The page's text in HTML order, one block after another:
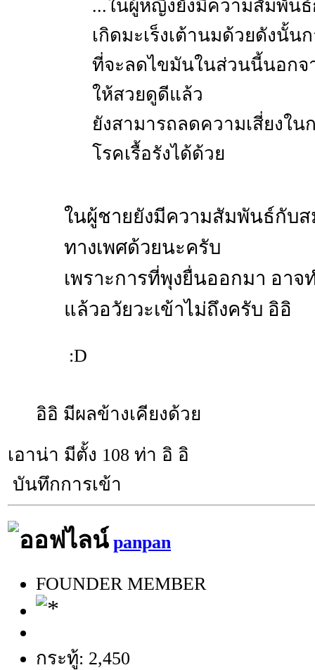
...ในผู้หญิงยังมีความสัมพัน
เกิดมะเร็งเต้านมด้วยดังนั้น
ที่จะลดไขมันในส่วนนี้นอกจ
ให้สวยดูดีแล้ว
ยังสามารถลดความเสี่ยงใน
โรคเรื้อรังได้ด้วย
ในผู้ชายยังมีความสัมพันธ์กับ
ทางเพศด้วยนะครับ
เพราะการที่พุงยื่นออกมา อาจ
แล้วอวัยวะเข้าไม่ถึงครับ อิอิ
:D
อิอิ มีผลข้างเคียงด้วย
เอาน่า มีตั้ง 108 ท่า อิ อิ
บันทึกการเข้า
panpan
FOUNDER MEMBER
กระทู้: 2,450